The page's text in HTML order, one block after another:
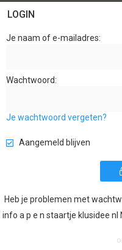
LOGIN
Je naam of e-mailadres
Wachtwoord
Je wachtwoord vergeten?
Aangemeld blijven
Heb je problemen met
info a p e n staartje klusidee nl